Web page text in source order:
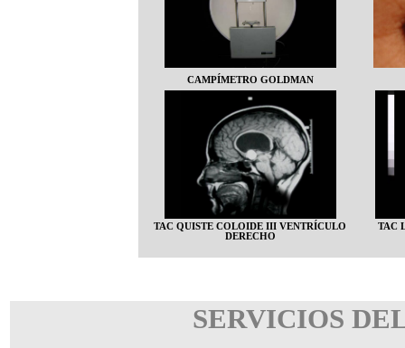
CAMPÍMETRO GOLDMAN
TAC QUISTE COLOIDE III VENTRÍCULO
DERECHO
TAC
SERVICIOS